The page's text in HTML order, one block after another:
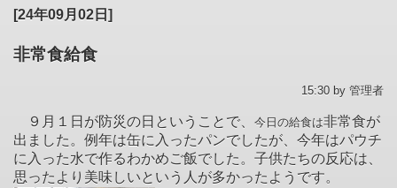
[24年09月02日]
非常食給食
15:30 by 管理者
９月１日が防災の日ということで、 今日の給食は非常食が
出ました。例年は缶に入ったパンでしたが、今年はパウチ
に入った水で作るわかめご飯でした。子供たちの反応は、
思ったより美味しいという人が多かったようです。